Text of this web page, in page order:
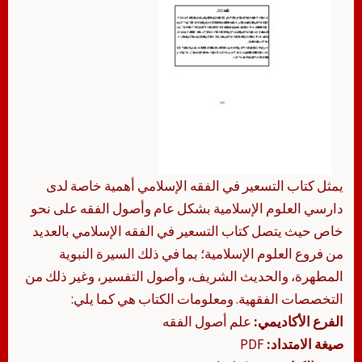
يمثل كتاب التسعير في الفقه الإسلامي أهمية خاصة لدى
دارسي العلوم الإسلامية بشكل عام وأصول الفقه على نحو
خاص حيث يتصل كتاب التسعير في الفقه الإسلامي بالعديد
من فروع العلوم الإسلامية؛ بما في ذلك السيرة النبوية
المطهرة، والحديث الشريف، وأصول التفسير، وغير ذلك من
التخصصات الفقهية. ومعلومات الكتاب هي كما يلي:
الفرع الأكاديمي: علم أصول الفقه
صيغة الامتداد: